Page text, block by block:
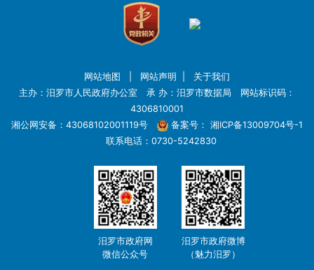
网站地图 网站声明
关于我们
主办：汨罗市人民政府办公室 承 办：汨罗市数据局 网站标识码：
4306810001
湘公网安备：43068102001119号
备案号： 湘ICP备13009704号-1
联系电话：0730-5242830
汨罗市政府网
微信公众号
汨罗市政府微博
（魅力汨罗）